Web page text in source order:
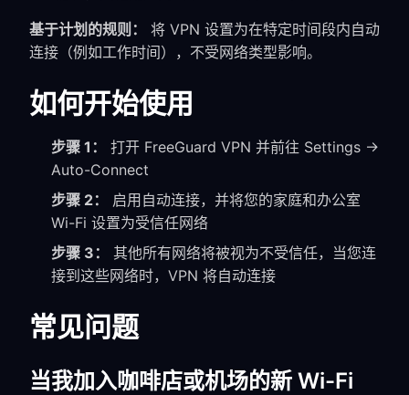
基于计划的规则：
将 VPN 设置为在特定时间段内自动
连接（例如工作时间），不受网络类型影响。
如何开始使用
步骤 1：
打开 FreeGuard VPN 并前往 Settings →
Auto-Connect
步骤 2：
启用自动连接，并将您的家庭和办公室
Wi-Fi 设置为受信任网络
步骤 3：
其他所有网络将被视为不受信任，当您连
接到这些网络时，VPN 将自动连接
常见问题
当我加入咖啡店或机场的新 Wi-Fi